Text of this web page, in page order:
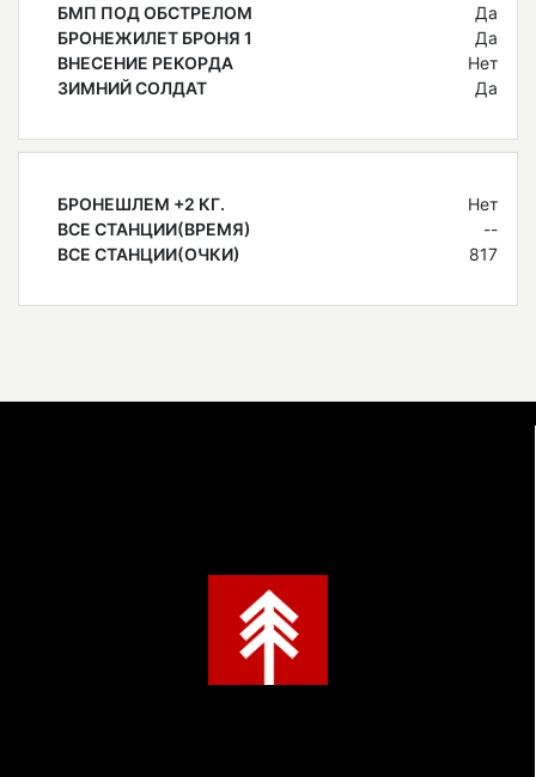
БМП ПОД ОБСТРЕЛОМ
Да
БРОНЕЖИЛЕТ БРОНЯ 1
Да
ВНЕСЕНИЕ РЕКОРДА
Нет
ЗИМНИЙ СОЛДАТ
Да
БРОНЕШЛЕМ +2 КГ.
Нет
ВСЕ СТАНЦИИ(ВРЕМЯ)
--
ВСЕ СТАНЦИИ(ОЧКИ)
817